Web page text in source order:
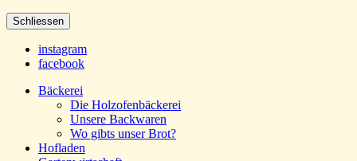
Schliessen
instagram
facebook
Bäckerei
Die Holzofenbäckerei
Unsere Backwaren
Wo gibts unser Brot?
Hofladen